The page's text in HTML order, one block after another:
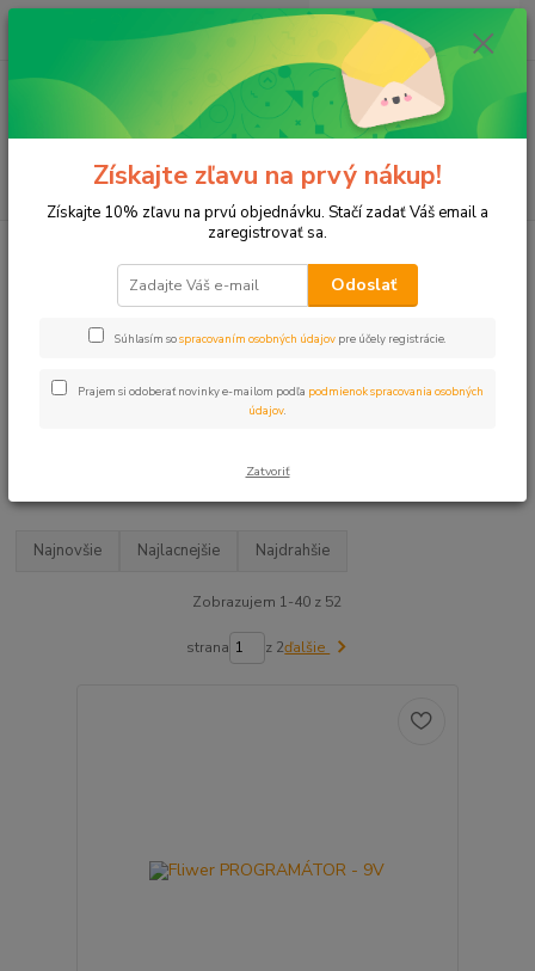
Menu
(Po-Pia, 8-17 hod.)
ks
za0 €
Programátory 9V
Programátory 9V
Upresniť parametre
Najnovšie Najlacnejšie Najdrahšie
Zobrazujem 1-40 z 52
strana z 2ďalšie
Získajte zľavu na prvý nákup!
Získajte 10% zľavu na prvú objednávku. Stačí zadať Váš email a
zaregistrovať sa.
Odoslať
Súhlasím sospracovaním osobných údajov pre účely registrácie.
Prajem si odoberať novinky e-mailom podľa podmienok spracovania osobných
údajov
Zatvoriť